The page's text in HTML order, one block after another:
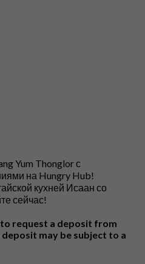
Yum Thonglor с
на Hungry Hub!
кухней Исаан со
сейчас!
request a deposit from
may be subject to a